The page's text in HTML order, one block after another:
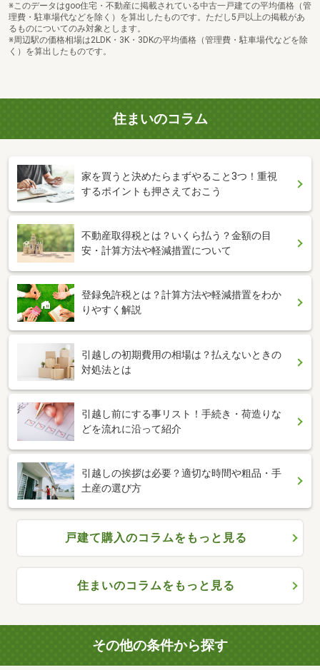
※このデータはgoo住宅・不動産に掲載されている中古一戸建ての平均価格（管
理費・駐車場代などを除く）を算出したものです。ただし5戸以上の掲載があ
るものについてのみ対象とします。
※周辺駅の価格相場は2LDK・3K・3DKの平均価格（管理費・駐車場代などを除
く）を算出したものです。
住まいのコラム
家を買うと決めたらまずやること3つ！重視
するポイントも押さえておこう
不動産取得税とは？いくら払う？金額の目
安・計算方法や軽減措置について
登録免許税とは？計算方法や軽減措置をわか
りやすく解説
引越しの初期費用の相場は？払えないときの
対処法とは
引越し前にする事リスト！手続き・荷造りな
どを流れに沿って紹介
引越しの挨拶は必要？適切な時間や粗品・手
土産の選び方
戸建て購入のコラムをもっと見る
住まいのコラムをもっと見る
その他の条件から探す